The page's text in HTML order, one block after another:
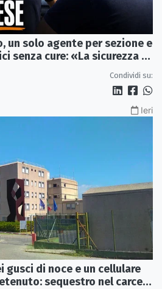
un solo agente per sezione e
senza cure: «La sicurezza è
Condividi su:
Ieri
gusci di noce e un cellulare
sequestro nel carcere